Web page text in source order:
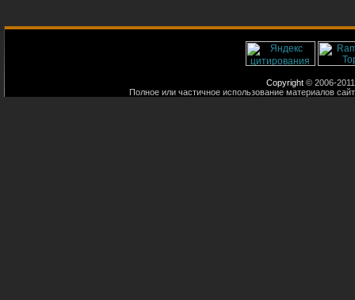
Copyright © 2006-
Полное или частичное использование материалов